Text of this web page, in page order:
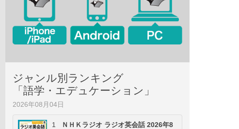
ジャンル別ランキング
「語学・エデュケーション」
2026年08月04日
1
ＮＨＫラジオ ラジオ英会話 2026年8